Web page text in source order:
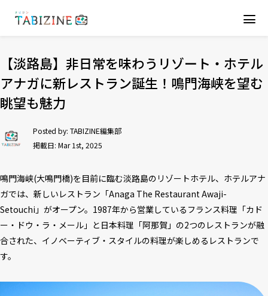
【淡路島】非日常を味わうリゾート・ホテル
アナガに新レストラン誕生！鳴門海峡を望む
眺望も魅力
Posted by: TABIZINE編集部
掲載日: Mar 1st, 2025
鳴門海峡(大鳴門橋)を目前に臨む淡路島のリゾートホテル、ホテルアナ
ガでは、新しいレストラン「Anaga The Restaurant Awaji-
Setouchi」がオープン。1987年から営業しているフランス料理「カド
ー・ドウ・ラ・メール」と日本料理「阿那賀」の2つのレストランが融
合された、イノベーティブ・スタイルの料理が楽しめるレストランで
す。